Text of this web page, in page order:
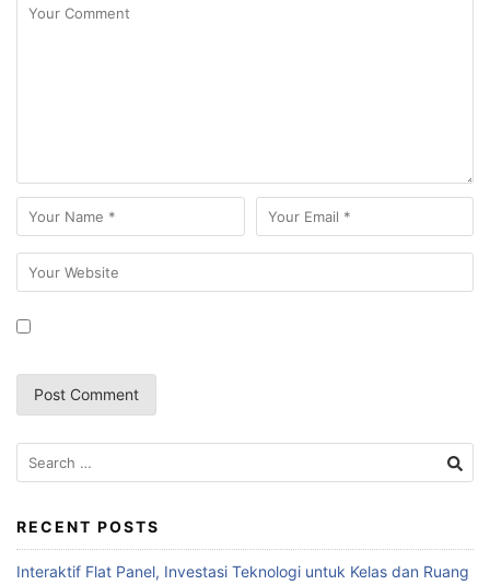
RECENT POSTS
Interaktif Flat Panel, Investasi Teknologi untuk Kelas dan Ruang